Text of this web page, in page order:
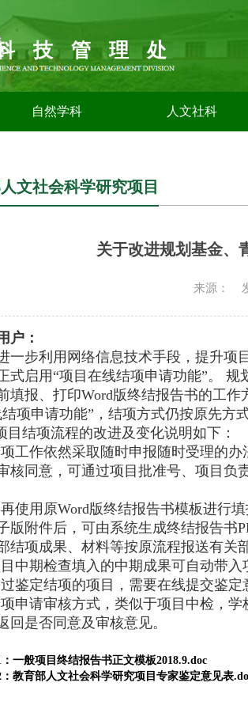
技管理处
自然学科 人文社科
文社会科学研究项目
关于改进规划基金、
来源：
户：
步利用网络信息技术手段，提升项
式启用“项目在线结项申请功能”。
填报、打印Word版终结报告书的工作
结项申请功能”，结项方式仍按原先方式
目结项流程的改进及变化说明如下：
工作依然采取随时申报随时受理的
核同意，可通过项目批准号、项目负
使用原Word版终结报告书模板进行
版附件后，可由系统生成终结报告书
结项成果、材料等按原流程报送有关部
中期检查填入的中期成果可自动带
鉴定结项的项目，需要在线提交鉴定
申请审核方式，类似于项目中检，
回是否同意及审核意见。
：一般项目终结报告书正文模板2018.9.doc
：教育部人文社会科学研究项目专家鉴定意见表